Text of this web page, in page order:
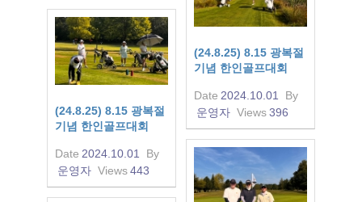
(24.8.25) 8.15 광복절
기념 한인골프대회
Date 2024.10.01
By
운영자 Views396
(24.8.25) 8.15 광복절
기념 한인골프대회
Date 2024.10.01
By
운영자 Views443